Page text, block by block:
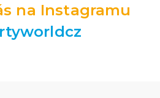
na Instagramu